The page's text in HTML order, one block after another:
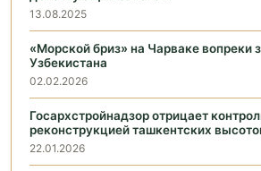
13.08.2025
«Морской бриз» на Чарваке вопреки
Узбекистана
02.02.2026
Госархстройнадзор отрицает
реконструкцией ташкентских
22.01.2026